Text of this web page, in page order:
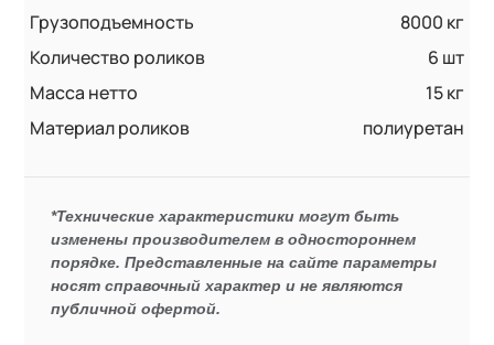
Грузоподъемность
8000 кг
Количество роликов
6 шт
Масса нетто
15 кг
Материал роликов
полиуретан
*Технические характеристики могут быть
изменены производителем в одностороннем
порядке. Представленные на сайте параметры
носят справочный характер и не являются
публичной офертой.